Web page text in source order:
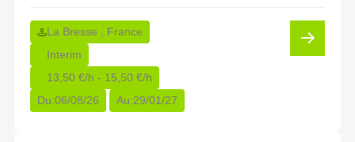
La Bresse , France
Interim
13,50 €/h - 15,50 €/h
Du:06/08/26 Au:29/01/27